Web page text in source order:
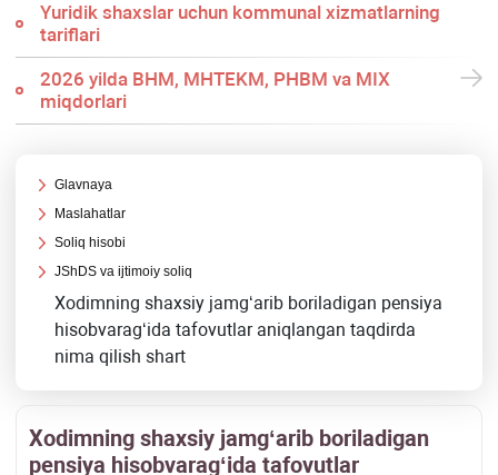
Yuridik shaхslar uchun kommunal хizmatlarning
tariflari
2026 yilda BHM, MHTEKM, PHBM va MIX
miqdorlari
Glavnaya
Maslahatlar
Soliq hisobi
JShDS va ijtimoiy soliq
Xodimning shaхsiy jamgʻarib boriladigan pensiya
hisobvaragʻida tafovutlar aniqlangan taqdirda
nima qilish shart
Xodimning shaхsiy jamgʻarib boriladigan
pensiya hisobvaragʻida tafovutlar